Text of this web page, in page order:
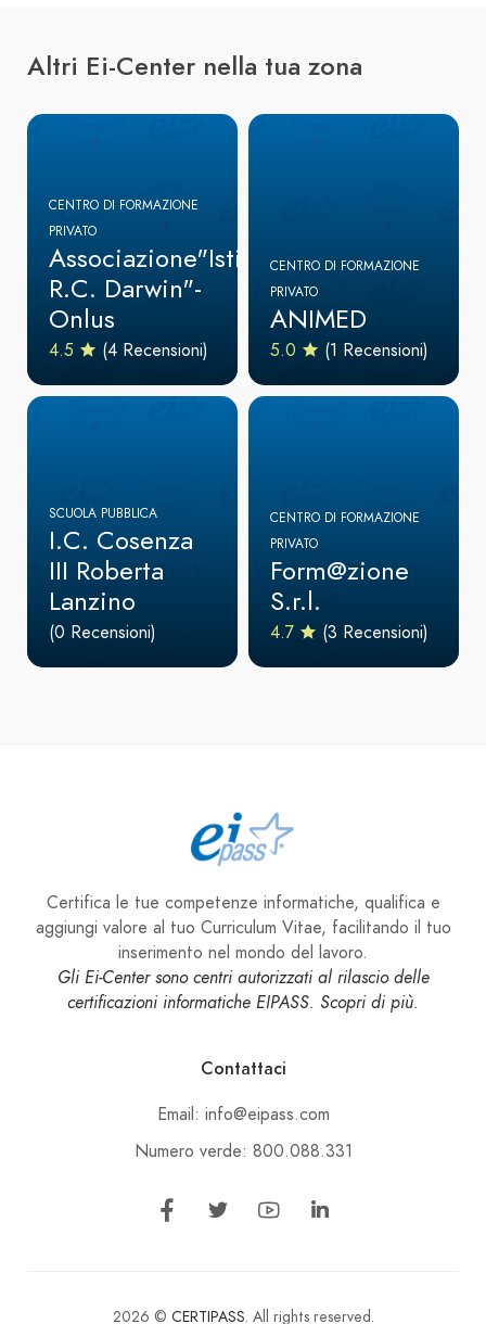
Altri Ei-Center nella tua zona
CENTRO DI FORMAZIONE
PRIVATO
Associazione"Istituto
R.C. Darwin"-
Onlus
4.5 (4 Recensioni)
CENTRO DI FORMAZIONE
PRIVATO
ANIMED
5.0 (1 Recensioni)
SCUOLA PUBBLICA
I.C. Cosenza
III Roberta
Lanzino
(0 Recensioni)
CENTRO DI FORMAZIONE
PRIVATO
Form@zione
S.r.l.
4.7 (3 Recensioni)
Certifica le tue competenze informatiche, qualifica e
aggiungi valore al tuo Curriculum Vitae, facilitando il tuo
inserimento nel mondo del lavoro.
Gli Ei-Center sono centri autorizzati al rilascio delle
certificazioni informatiche EIPASS. Scopri di più.
Contattaci
Email: info@eipass.com
Numero verde: 800.088.331
2026 © CERTIPASS. All rights reserved.